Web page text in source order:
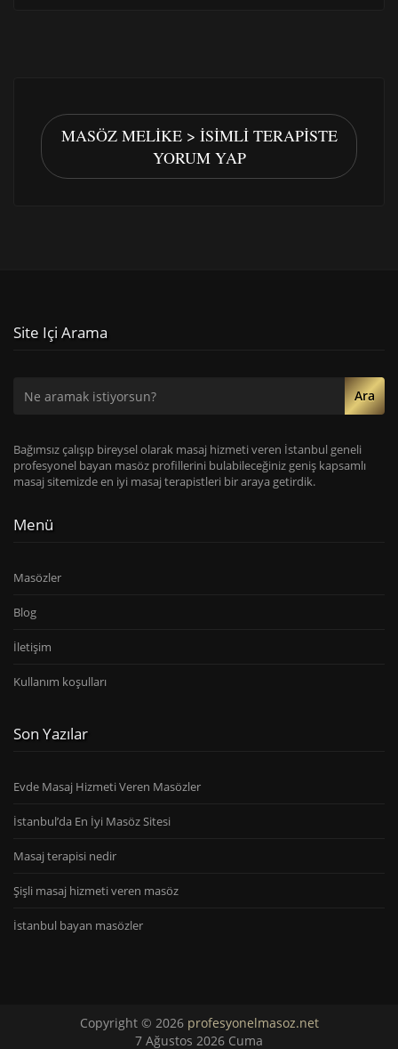
MASÖZ MELIKE > İSIMLI TERAPISTE
YORUM YAP
Site Içi Arama
Ara
Bağımsız çalışıp bireysel olarak masaj hizmeti veren İstanbul geneli
profesyonel bayan masöz profillerini bulabileceğiniz geniş kapsamlı
masaj sitemizde en iyi masaj terapistleri bir araya getirdik.
Menü
Masözler
Blog
İletişim
Kullanım koşulları
Son Yazılar
Evde Masaj Hizmeti Veren Masözler
İstanbul’da En İyi Masöz Sitesi
Masaj terapisi nedir
Şişli masaj hizmeti veren masöz
İstanbul bayan masözler
Copyright © 2026 profesyonelmasoz.net
7 Ağustos 2026 Cuma